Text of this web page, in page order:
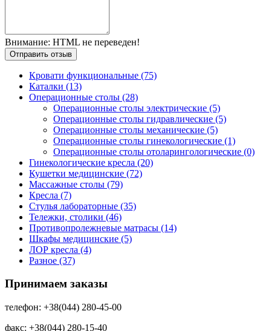
Внимание: HTML не переведен!
Отправить отзыв
Кровати функциональные (75)
Каталки (13)
Операционные столы (28)
Операционные столы электрические (5)
Операционные столы гидравлические (5)
Операционные столы механические (5)
Операционные столы гинекологические (1)
Операционные столы отоларингологические (0)
Гинекологические кресла (20)
Кушетки медицинские (72)
Массажные столы (79)
Кресла (7)
Стулья лабораторные (35)
Тележки, столики (46)
Противопролежневые матрасы (14)
Шкафы медицинские (5)
ЛОР кресла (4)
Разное (37)
Принимаем заказы
телефон: +38(044) 280-45-00
факс: +38(044) 280-15-40